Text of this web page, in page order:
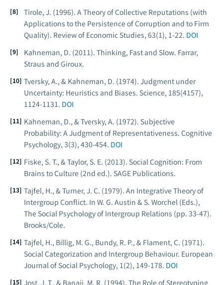
Tirole, J. (1996). A Theory of Collective Reputations (with
Applications to the Persistence of Corruption and to Firm
Quality). Review of Economic Studies, 63(1), 1-22. DOI
Kahneman, D. (2011). Thinking, Fast and Slow. Farrar,
Straus and Giroux.
Tversky, A., & Kahneman, D. (1974). Judgment under
Uncertainty: Heuristics and Biases. Science, 185(4157),
1124-1131. DOI
Kahneman, D., & Tversky, A. (1972). Subjective
Probability: A Judgment of Representativeness. Cognitive
Psychology, 3(3), 430-454. DOI
Fiske, S. T., & Taylor, S. E. (2013). Social Cognition: From
Brains to Culture (2nd ed.). SAGE Publications.
Tajfel, H., & Turner, J. C. (1979). An Integrative Theory of
Intergroup Conflict. In W. G. Austin & S. Worchel (Eds.),
The Social Psychology of Intergroup Relations (pp. 33-47).
Brooks/Cole.
Tajfel, H., Billig, M. G., Bundy, R. P., & Flament, C. (1971).
Social Categorization and Intergroup Behaviour. European
Journal of Social Psychology, 1(2), 149-178. DOI
Jost, J. T., & Banaji, M. R. (1994). The Role of Stereotyping